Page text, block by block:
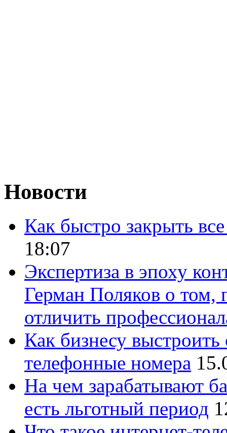
Новости
Как быстро закрыть
18:07
Экспертиза в эпоху
Герман Поляков о том,
отличить
Как бизнесу
телефонные номера
На чем зарабатывают
есть льготный период